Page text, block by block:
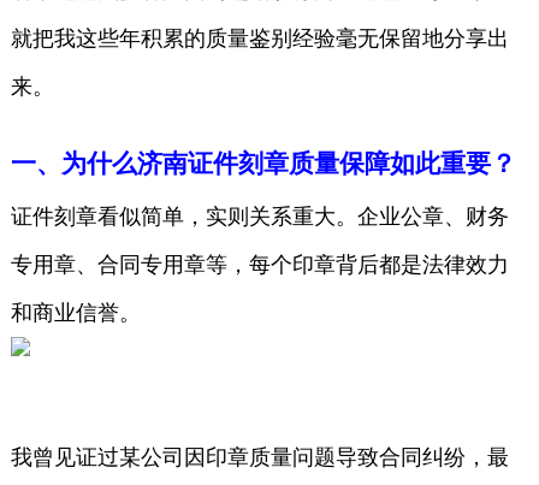
就把我这些年积累的质量鉴别经验毫无保留地分享出
来。
一、为什么济南证件刻章质量保障如此重要？
证件刻章看似简单，实则关系重大。企业公章、财务
专用章、合同专用章等，每个印章背后都是法律效力
和商业信誉。
我曾见证过某公司因印章质量问题导致合同纠纷，最